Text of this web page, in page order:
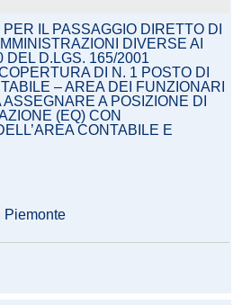
IL PASSAGGIO DIRETTO DI
DIVERSE AI
DEL D.LGS. 165/2001
DI N. 1 POSTO DI
– AREA DEI FUNZIONARI
A POSIZIONE DI
(EQ) CON
CONTABILE E
Piemonte